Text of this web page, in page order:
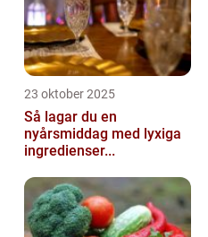
23 oktober 2025
Så lagar du en
nyårsmiddag med lyxiga
ingredienser...